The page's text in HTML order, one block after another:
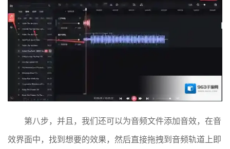
第八步，并且，我们还可以为音频文件添加音效，在音
效界面中，找到想要的效果，然后直接拖拽到音频轨道上即